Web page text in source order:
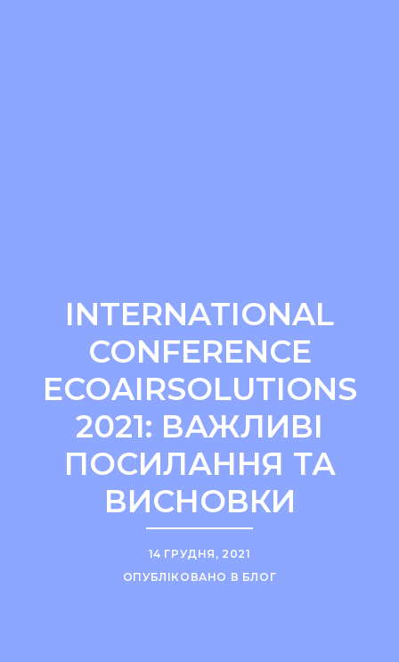
INTERNATIONAL
CONFERENCE
ECOAIRSOLUTIONS
2021: ВАЖЛИВІ
ПОСИЛАННЯ ТА
ВИСНОВКИ
14 ГРУДНЯ, 2021
ОПУБЛІКОВАНО В БЛОГ